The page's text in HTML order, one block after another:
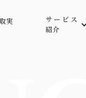
実
サービス
紹介